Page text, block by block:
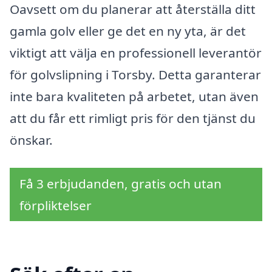
Oavsett om du planerar att återställa ditt
gamla golv eller ge det en ny yta, är det
viktigt att välja en professionell leverantör
för golvslipning i Torsby. Detta garanterar
inte bara kvaliteten på arbetet, utan även
att du får ett rimligt pris för den tjänst du
önskar.
Få 3 erbjudanden, gratis och utan
förpliktelser